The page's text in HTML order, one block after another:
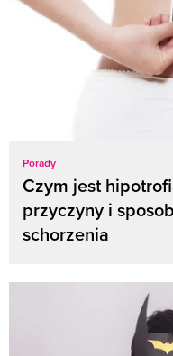
Porady
Czym jest
przyczyny i
schorzenia